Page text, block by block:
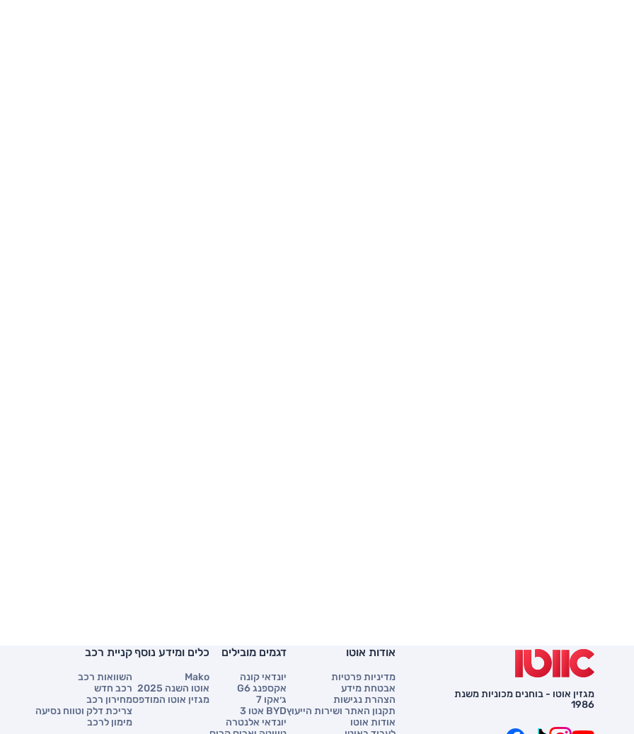
מגזין אוטו - בוחנים מכוניות משנת
1986
אודות אוטו
מדיניות פרטיות
אבטחת מידע
הצהרת נגישות
תקנון האתר ושירות הייעוץ
אודות אוטו
דגמים מובילים
יונדאי קונה
אקספנג G6
ג׳אקו 7
BYD אטו 3
יונדאי אלנטרה
כלים ומידע נוסף
Mako
אוטו השנה 2025
מגזין אוטו המודפס
קניית רכב
השוואות רכב
רכב חדש
מחירון רכב
צריכת דלק וטווח נסיעה
מימון לרכב